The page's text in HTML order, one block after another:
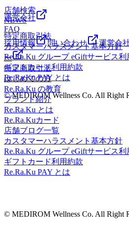
運営会社
特定商取引法
カスタマーハラスメント基本方針
Re.Ra.Ku グループ eGiftサービス利
ギフトカード利用約款
Re.Ra.Ku PAY とは
© MEDIROM Wellness Co. All Right
店舗検索
NEWS
FAQ
採用情報
問い合わせ 運営会
ー
特定商取引法
はじめての方
Re.Ra.Ku の教育
ブランド紹介
Re.Ra.Ku とは
Re.Ra.Kuカード
店舗ブログ一覧
カスタマーハラスメント基本方針
Re.Ra.Ku グループ eGiftサービス利
ギフトカード利用約款
Re.Ra.Ku PAY とは
© MEDIROM Wellness Co. All Right